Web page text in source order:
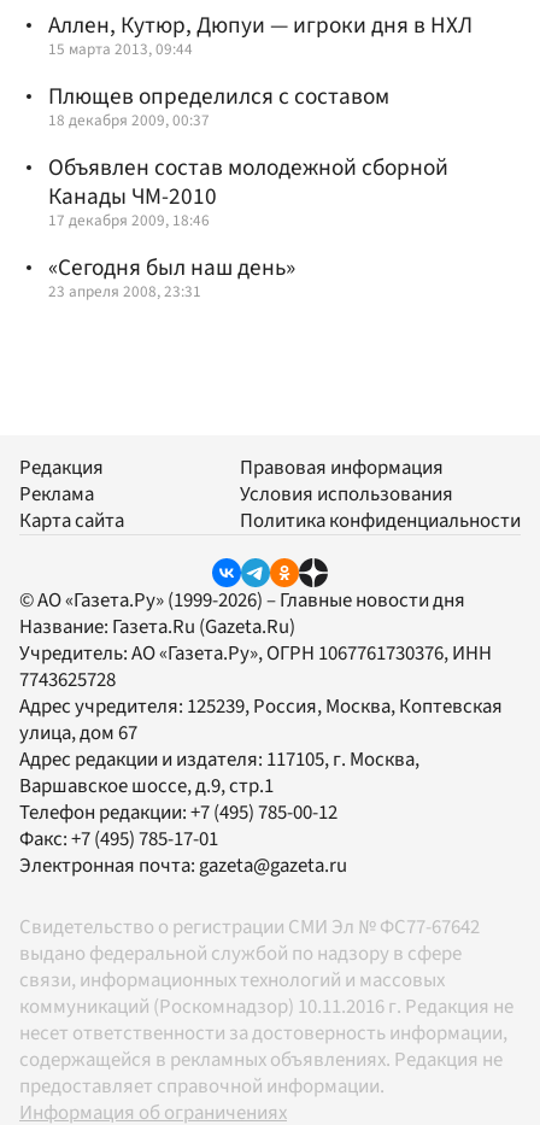
Аллен, Кутюр, Дюпуи — игроки дня в НХЛ
15 марта 2013, 09:44
Плющев определился с составом
18 декабря 2009, 00:37
Объявлен состав молодежной сборной
Канады ЧМ-2010
17 декабря 2009, 18:46
«Сегодня был наш день»
23 апреля 2008, 23:31
Редакция
Реклама
Карта сайта
Правовая информация
Условия использования
Политика конфиденциальности
© АО «Газета.Ру» (1999-2026) – Главные новости дня
Название: Газета.Ru (Gazeta.Ru)
Учредитель:АО «Газета.Ру», ОГРН 1067761730376, ИНН
7743625728
Адрес учредителя: 125239, Россия, Москва, Коптевская
улица, дом 67
Адрес редакции и издателя: 117105, г. Москва,
Варшавское шоссе, д.9, стр.1
Телефон редакции:+7 (495) 785-00-12
Факс:+7 (495) 785-17-01
Электронная почта:gazeta@gazeta.ru
Свидетельство о регистрации СМИ Эл № ФС77-67642
выдано федеральной службой по надзору в сфере
связи, информационных технологий и массовых
коммуникаций (Роскомнадзор) 10.11.2016 г. Редакция не
несет ответственности за достоверность информации,
содержащейся в рекламных объявлениях. Редакция не
предоставляет справочной информации.
Информация об ограничениях